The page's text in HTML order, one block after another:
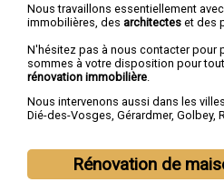
Nous travaillons essentiellement
immobilières, des architectes et des
N'hésitez pas à nous contacter pour
sommes à votre disposition pour
rénovation immobilière
Nous intervenons aussi dans les
Dié-des-Vosges, Gérardmer, Golbey,
Rénovation de